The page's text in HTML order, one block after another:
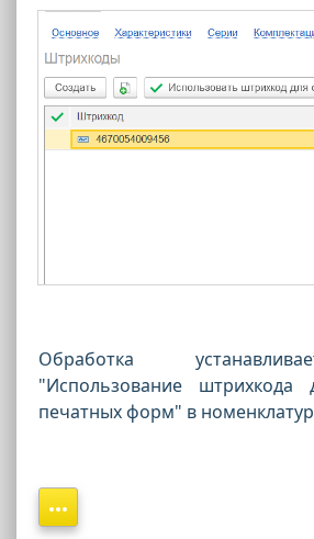
Обработка
"Использование
печатных форм" в